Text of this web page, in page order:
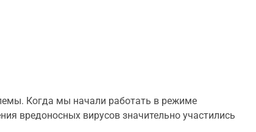
Когда мы начали работать в режиме
вредоносных вирусов значительно участились